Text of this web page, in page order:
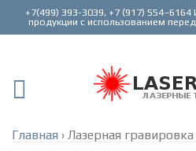
+7(499) 393-3039, +7 (917)
Главная › Лазерная